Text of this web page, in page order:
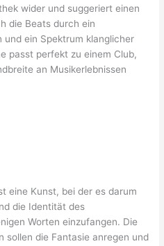
wider und suggeriert einen
die Beats durch ein
und ein Spektrum klanglicher
passt perfekt zu einem Club,
an Musikerlebnissen
eine Kunst, bei der es darum
die Identität des
Worten einzufangen. Die
sollen die Fantasie anregen und